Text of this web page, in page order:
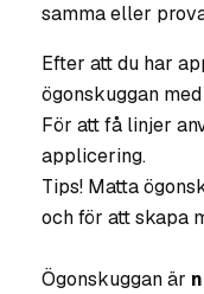
samma eller
Efter att du har
ögonskuggan
För att få linjer
applicering.
Tips! Matta
och för att skapa
Ögonskuggan är